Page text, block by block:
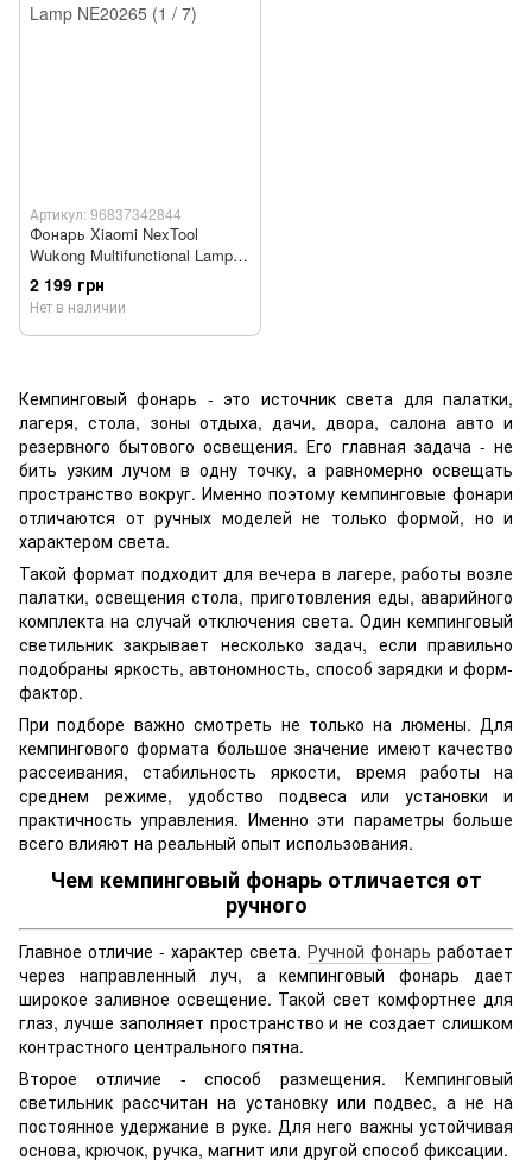
Артикул: 96837342844
Фонарь Xiaomi NexTool
Wukong Multifunctional Lamp
NE20265
2 199 грн
Нет в наличии
Кемпинговый фонарь - это источник света для палатки,
лагеря, стола, зоны отдыха, дачи, двора, салона авто и
резервного бытового освещения. Его главная задача - не
бить узким лучом в одну точку, а равномерно освещать
пространство вокруг. Именно поэтому кемпинговые фонари
отличаются от ручных моделей не только формой, но и
характером света.
Такой формат подходит для вечера в лагере, работы возле
палатки, освещения стола, приготовления еды, аварийного
комплекта на случай отключения света. Один кемпинговый
светильник закрывает несколько задач, если правильно
подобраны яркость, автономность, способ зарядки и форм-
фактор.
При подборе важно смотреть не только на люмены. Для
кемпингового формата большое значение имеют качество
рассеивания, стабильность яркости, время работы на
среднем режиме, удобство подвеса или установки и
практичность управления. Именно эти параметры больше
всего влияют на реальный опыт использования.
Чем кемпинговый фонарь отличается от
ручного
Главное отличие - характер света. Ручной фонарь работает
через направленный луч, а кемпинговый фонарь дает
широкое заливное освещение. Такой свет комфортнее для
глаз, лучше заполняет пространство и не создает слишком
контрастного центрального пятна.
Второе отличие - способ размещения. Кемпинговый
светильник рассчитан на установку или подвес, а не на
постоянное удержание в руке. Для него важны устойчивая
основа, крючок, ручка, магнит или другой способ фиксации.